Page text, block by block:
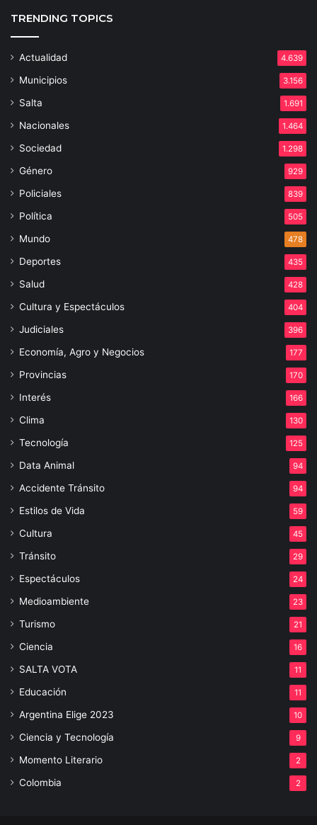
TRENDING TOPICS
Actualidad 4.639
Municipios 3.156
Salta 1.691
Nacionales 1.464
Sociedad 1.298
Género 929
Policiales 839
Política 505
Mundo 478
Deportes 435
Salud 428
Cultura y Espectáculos 404
Judiciales 396
Economía, Agro y Negocios 177
Provincias 170
Interés 166
Clima 130
Tecnología 125
Data Animal 94
Accidente Tránsito 94
Estilos de Vida 59
Cultura 45
Tránsito 29
Espectáculos 24
Medioambiente 23
Turismo 21
Ciencia 16
SALTA VOTA 11
Educación 11
Argentina Elige 2023 10
Ciencia y Tecnología 9
Momento Literario 2
Colombia 2